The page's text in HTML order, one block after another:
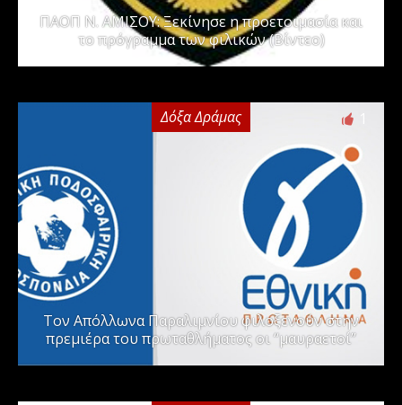
ΠΑΟΠ Ν. ΑΜΙΣΟΥ: Ξεκίνησε η προετοιμασία και
το πρόγραμμα των φιλικών (Βίντεο)
Δόξα Δράμας
Τον Απόλλωνα Παραλιμνίου φιλοξενούν στην
πρεμιέρα του πρωταθλήματος οι “μαυραετοί”